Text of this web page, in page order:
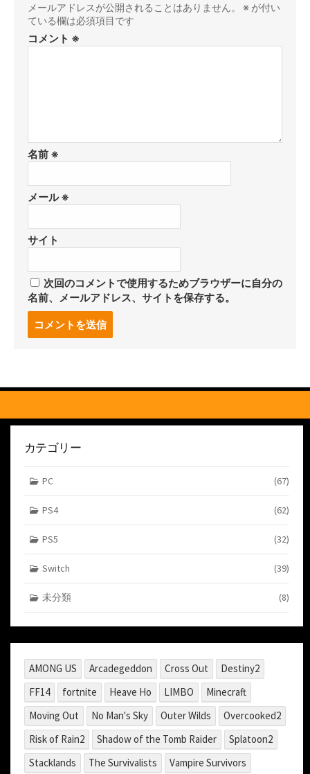
メールアドレスが公開されることはありません。 ※ が付い
ている欄は必須項目です
コメント ※
名前 ※
メール※
サイト
次回のコメントで使用するためブラウザーに自分の
名前、メールアドレス、サイトを保存する。
る
カテゴリー
PC (67)
PS4 (62)
PS5 (32)
Switch (39)
未分類 (8)
AMONG US Arcadegeddon Cross Out
Destiny2
FF14
fortnite Heave Ho LIMBO
Minecraft
Moving Out
No Man's Sky Outer Wilds
Overcooked2
Risk of Rain2
Shadow of the Tomb Raider
Splatoon2
Stacklands
The Survivalists
Vampire Survivors